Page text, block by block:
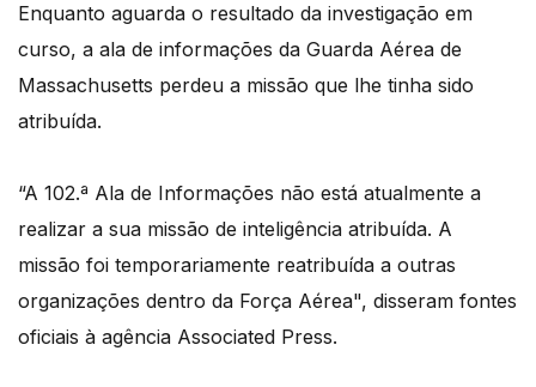
Enquanto aguarda o resultado da investigação em
curso, a ala de informações da Guarda Aérea de
Massachusetts perdeu a missão que lhe tinha sido
atribuída.
“A 102.ª Ala de Informações não está atualmente a
realizar a sua missão de inteligência atribuída. A
missão foi temporariamente reatribuída a outras
organizações dentro da Força Aérea", disseram fontes
oficiais à agência Associated Press.